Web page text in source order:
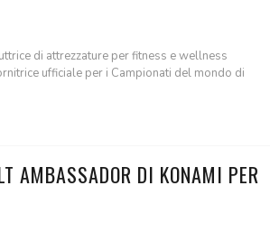
di attrezzature per fitness e wellness
ufficiale per i Campionati del mondo di
AMBASSADOR DI KONAMI PER